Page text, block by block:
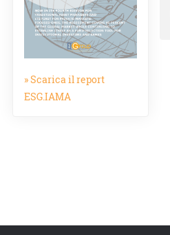
» Scarica il report
ESG.IAMA